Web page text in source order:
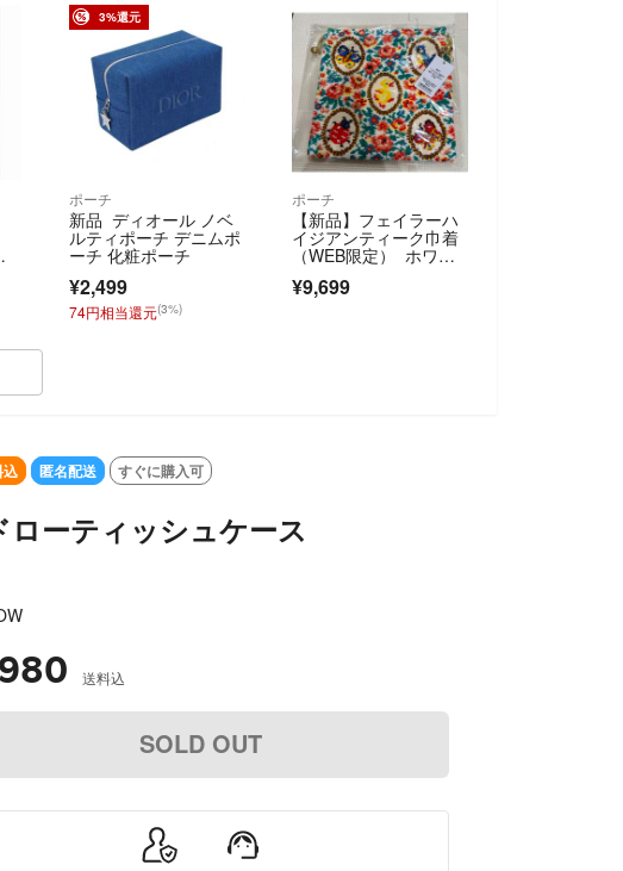
3%還元
ポーチ
新品 ディオール ノベ
ルティポーチ デニムポ
ーチ 化粧ポーチ
¥2,499
74円相当還元(3%)
ポーチ
【新品】フェイラーハ
イジアンティーク巾着
（WEB限定） ホワイ
¥9,699
込 匿名配送 すぐに購入可
ローティッシュケース
送料込
SOLD OUT